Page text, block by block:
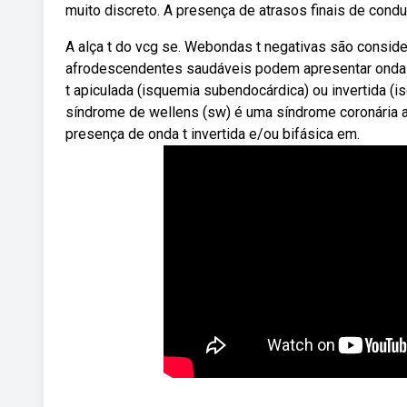
muito discreto. A presença de atrasos finais de
A alça t do vcg se. Webondas t negativas são
afrodescendentes saudáveis podem apresentar
t apiculada (isquemia subendocárdica) ou invertida
síndrome de wellens (sw) é uma síndrome
presença de onda t invertida e/ou bifásica em.